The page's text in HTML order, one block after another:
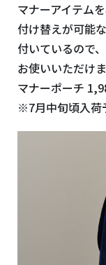
マナーアイテム
付け替えが可能
付いているので
お使いいただけま
マナーポーチ
※7月中旬頃入荷